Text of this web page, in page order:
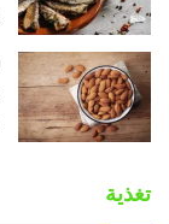
تغذية